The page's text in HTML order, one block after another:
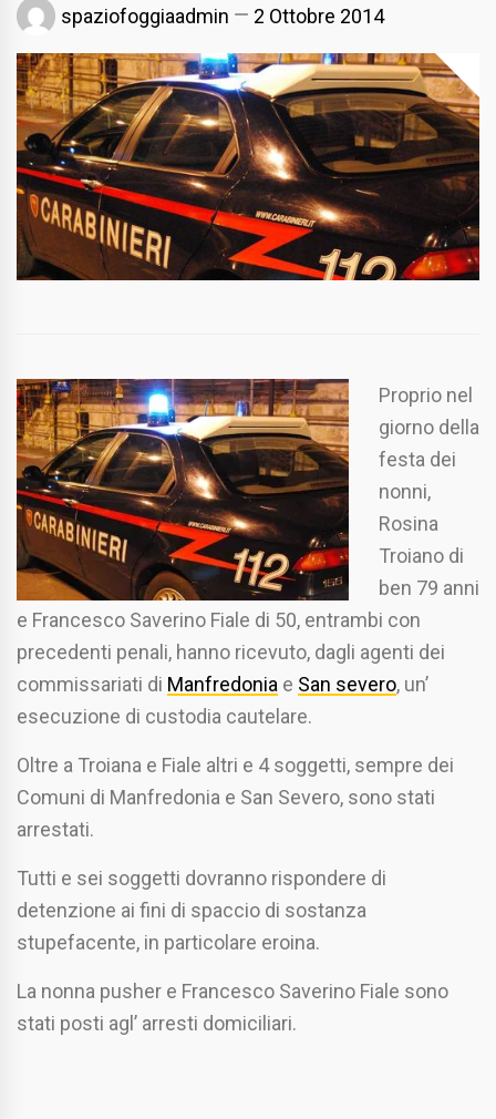
spaziofoggiaadmin 2 Ottobre 2014
Proprio nel
giorno della
festa dei
nonni,
Rosina
Troiano di
ben 79 anni
e Francesco Saverino Fiale di 50, entrambi con
precedenti penali, hanno ricevuto, dagli agenti dei
commissariati di Manfredonia e San severo, un’
esecuzione di custodia cautelare.
Oltre a Troiana e Fiale altri e 4 soggetti, sempre dei
Comuni di Manfredonia e San Severo, sono stati
arrestati.
Tutti e sei soggetti dovranno rispondere di
detenzione ai fini di spaccio di sostanza
stupefacente, in particolare eroina.
La nonna pusher e Francesco Saverino Fiale sono
stati posti agl’ arresti domiciliari.